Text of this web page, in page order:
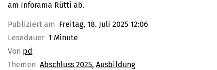
am Inforama Rütti ab.
Publiziert am Freitag, 18. Juli 2025 12:06
Lesedauer 1 Minute
Von pd
Themen Abschluss 2025 Ausbildung